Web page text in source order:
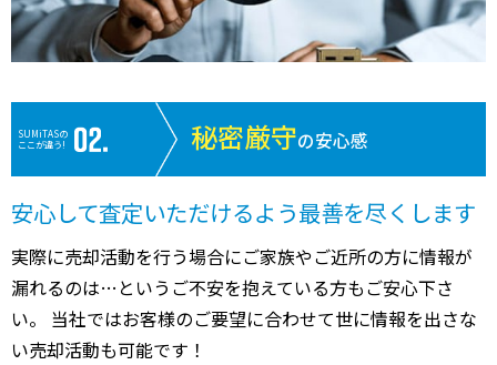
SUMiTASの
ここが違う!
秘密厳守の安心感
安心して査定いただけるよう最善を尽くします
実際に売却活動を行う場合にご家族やご近所の方に情報が
漏れるのは…というご不安を抱えている方もご安心下さ
い。 当社ではお客様のご要望に合わせて世に情報を出さな
い売却活動も可能です！